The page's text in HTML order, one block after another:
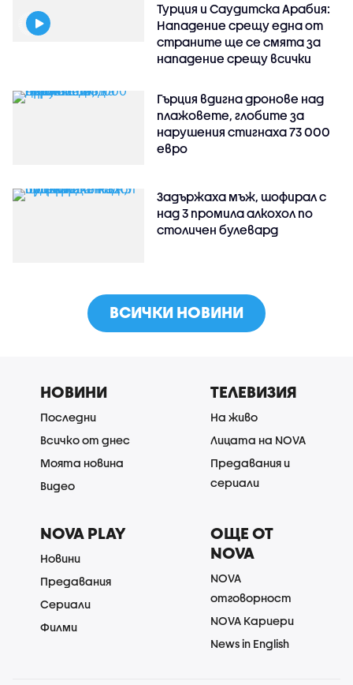
Турция и Саудитска Арабия:
Нападение срещу една от
страните ще се смята за
нападение срещу всички
Гърция вдигна дронове над
плажовете, глобите за
нарушения стигнаха 73 000
евро
Задържаха мъж, шофирал с
над 3 промила алкохол по
столичен булевард
ВСИЧКИ НОВИНИ
НОВИНИ
Последни
Всичко от днес
Моята новина
Видео
ТЕЛЕВИЗИЯ
На живо
Лицата на NOVA
Предавания и
сериали
NOVA PLAY
Новини
Предавания
Сериали
Филми
ОЩЕ ОТ
NOVA
NOVA
отговорност
NOVA Кариери
News in English